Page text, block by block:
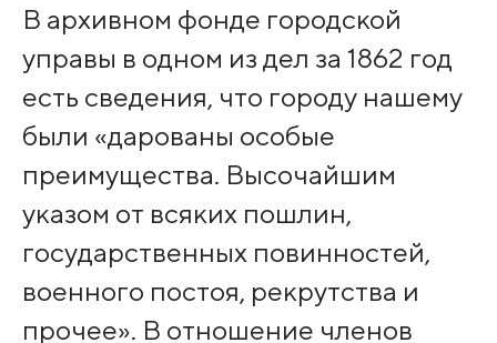
В архивном фонде городской
управы в одном из дел за 1862 год
есть сведения, что городу нашему
были «дарованы особые
преимущества. Высочайшим
указом от всяких пошлин,
государственных повинностей,
военного постоя, рекрутства и
прочее». В отношение членов